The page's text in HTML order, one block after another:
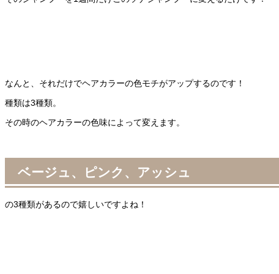
なんと、それだけでヘアカラーの色モチがアップするのです！
種類は3種類。
その時のヘアカラーの色味によって変えます。
ベージュ、ピンク、アッシュ
の3種類があるので嬉しいですよね！